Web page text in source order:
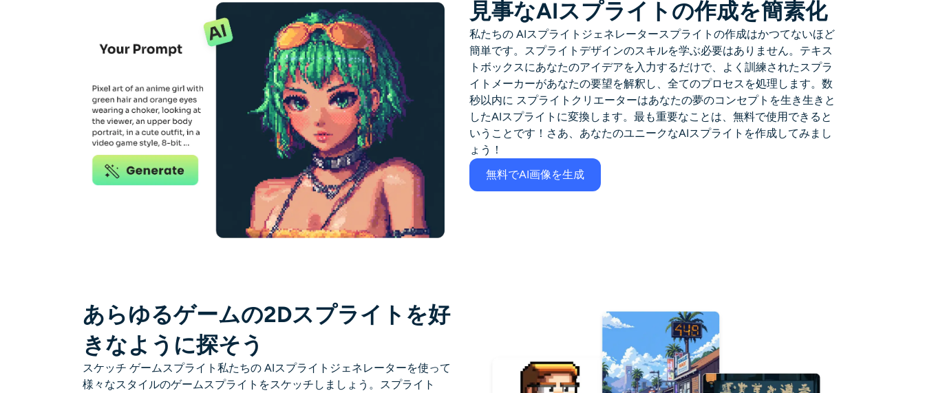
見事なAIスプライトの作成を簡素化
私たちの AIスプライトジェネレータースプライトの作成はかつてないほど
簡単です。スプライトデザインのスキルを学ぶ必要はありません。テキス
トボックスにあなたのアイデアを入力するだけで、よく訓練されたスプラ
イトメーカーがあなたの要望を解釈し、全てのプロセスを処理します。数
秒以内に スプライトクリエーターはあなたの夢のコンセプトを生き生きと
したAIスプライトに変換します。最も重要なことは、無料で使用できると
いうことです！さあ、あなたのユニークなAIスプライトを作成してみまし
ょう！
無料でAI画像を生成
あらゆるゲームの2Dスプライトを好
きなように探そう
スケッチ ゲームスプライト 私たちの AIスプライトジェネレーターを使って
様々なスタイルのゲームスプライトをスケッチしましょう。スプライト